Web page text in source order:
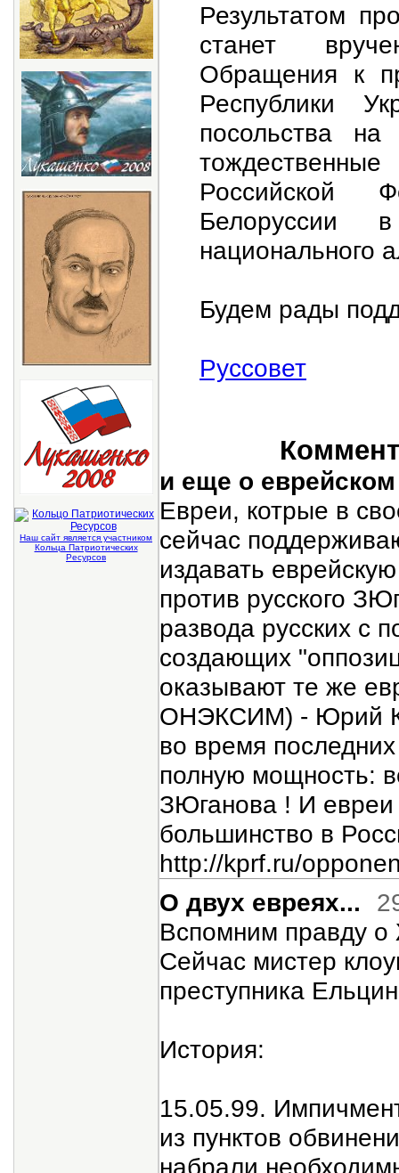
Наш сайт является участником
Кольца Патриотических
Ресурсов
Результатом
станет
Обращения к
Республики
посольства
Российской
Белоруссии
национального
Будем рады
Руссовет
и еще о
Евреи, котрые в
сейчас
издавать
против русского
развода русских с
создающих
оказывают те же
ОНЭКСИМ) - Юрий
во время
полную мощность:
ЗЮганова ! И евреи
большинство в
http://kprf.ru/
О двух евреях...
Вспомним правду
Сейчас мистер
преступника
История:
15.05.99.
из пунктов
набрали